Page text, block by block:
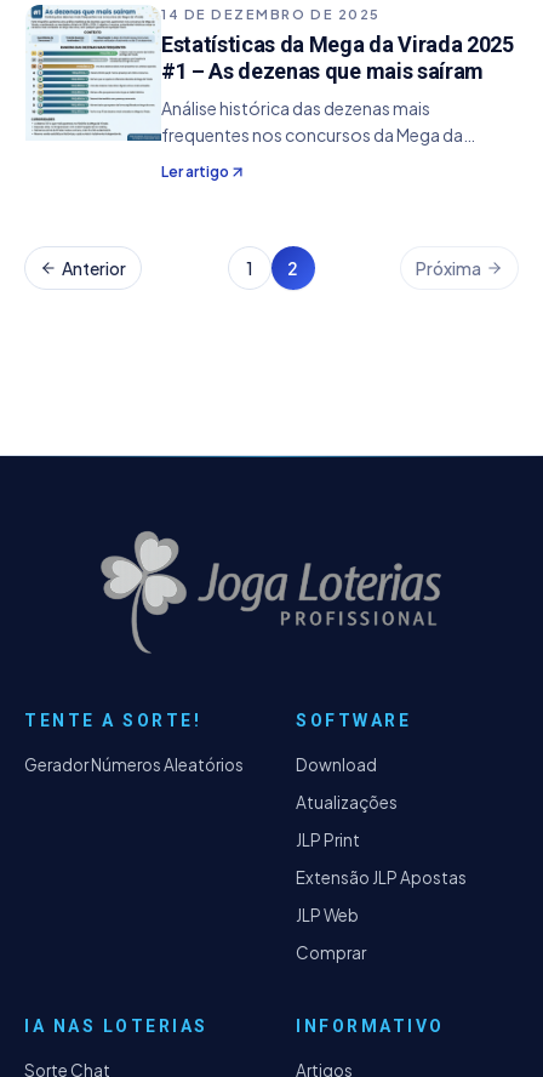
14 DE DEZEMBRO DE 2025
Estatísticas da Mega da Virada 2025
#1 – As dezenas que mais saíram
Análise histórica das dezenas mais
frequentes nos concursos da Mega da
Virada, considerando os resultados oficiais
desde 2008 e destacando os números que
Ler artigo
Anterior 1 2 Próxima
TENTE A SORTE!
Gerador Números Aleatórios
SOFTWARE
Download
Atualizações
JLP Print
Extensão JLP Apostas
JLP Web
Comprar
IA NAS LOTERIAS
Sorte Chat
INFORMATIVO
Artigos